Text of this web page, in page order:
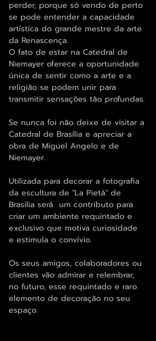
perder, porque só vendo de perto
se pode entender a capacidade
artística do grande mestre da arte
da Renascença.
O fato de estar na Catedral de
Niemayer oferece a oportunidade
única de sentir como a arte e a
religião se podem unir para
transmitir sensações tão profundas.
Se nunca foi não deixe de visitar a
Catedral de Brasília e apreciar a
obra de Miguel Angelo e de
Niemayer.
Utilizada para decorar a fotografia
da escultura de "La Pietá" de
Brasilia será  um contributo para
criar um ambiente requintado e
exclusivo que motiva curiosidade
e estimula o convívio.
Os seus amigos, colaboradores ou
clientes vão admirar e relembrar,
no futuro, esse requintado e raro
elemento de decoração no seu
espaço.